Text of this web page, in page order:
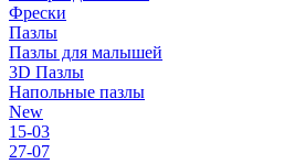
Фрески
Пазлы
Пазлы для малышей
3D Пазлы
Напольные пазлы
New
15-03
27-07